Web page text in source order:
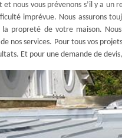
nous vous prévenons s’il y a un
imprévue. Nous assurons
propreté de votre maison. Nous
nos services. Pour tous vos
Et pour une demande de